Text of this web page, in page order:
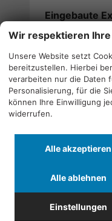
Eingebaute
Alle
von
Romeo
anzeigen
Quicklinks
Wir respektieren
Unsere Website setzt
bereitzustellen. Hierbei
verarbeiten nur die Daten
Personalisierung, für die
können Ihre Einwilligung
widerrufen.
Alle akzeptieren
Alle ablehnen
Einstellungen